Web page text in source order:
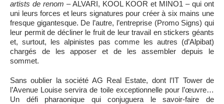
artists de renom – ALVARI, KOOL KOOR et MINO1 – qui ont
uni leurs forces et leurs signatures pour créer à six mains une
fresque gigantesque. De l’autre, l’entreprise (Promo Signs) qui
leur permit de décliner le fruit de leur travail en stickers géants
et, surtout, les alpinistes pas comme les autres (d’Alpibat)
chargés de les apposer et de les assembler depuis le
sommet.
Sans oublier la société AG Real Estate, dont l’IT Tower de
l’Avenue Louise servira de toile exceptionnelle pour l’œuvre…
Un défi pharaonique qui conjuguera le savoir-faire de